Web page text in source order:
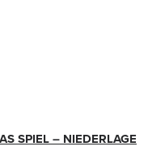
SPIEL – NIEDERLAGE